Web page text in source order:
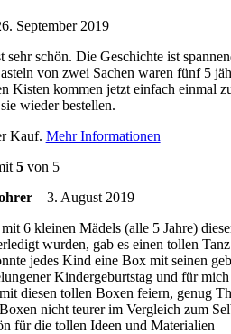
September 2019
sehr schön. Die Geschichte ist
von zwei Sachen waren fünf 5
Kisten kommen jetzt einfach einmal
wieder bestellen.
Kauf. Mehr Informationen
5von 5
– 3. August 2019
6 kleinen Mädels (alle 5 Jahre)
wurden, gab es einen tollen
jedes Kind eine Box mit seinen
Kindergeburtstag und für
diesen tollen Boxen feiern, genug
nicht teurer im Vergleich zum
für die tollen Ideen und Materialien